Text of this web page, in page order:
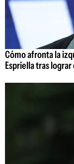
Cómo afronta la
Espriella tras